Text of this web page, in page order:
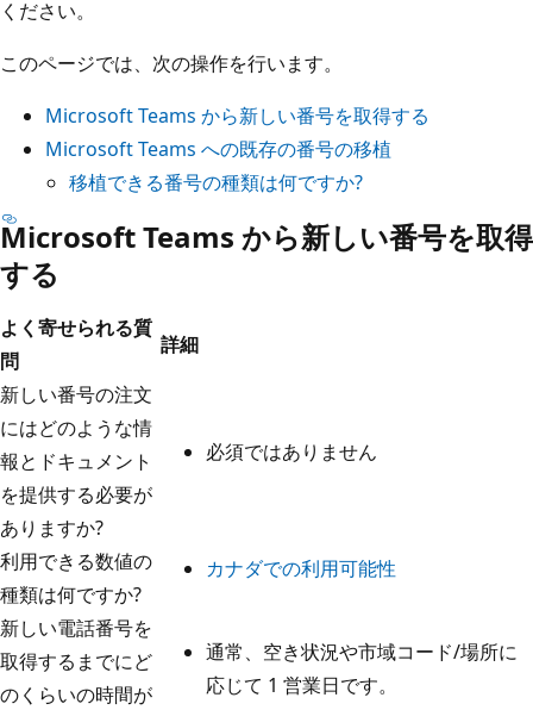
ください。
このページでは、次の操作を行います。
Microsoft Teams から新しい番号を取得する
Microsoft Teams への既存の番号の移植
移植できる番号の種類は何ですか?
Microsoft Teams から新しい番号を取得
する
よく寄せられる質
問
詳細
新しい番号の注文
にはどのような情
報とドキュメント
を提供する必要が
ありますか?
必須ではありません
利用できる数値の
種類は何ですか?
カナダでの利用可能性
新しい電話番号を
取得するまでにど
のくらいの時間が
通常、空き状況や市域コード/場所に
応じて 1 営業日です。